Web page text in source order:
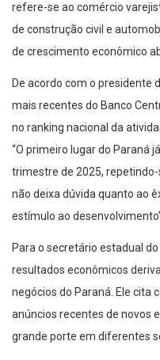
refere-se ao comércio
de construção civil e
de crescimento econômico
De acordo com o presidente
mais recentes do Banco
no ranking nacional da
“O primeiro lugar do Paraná
trimestre de 2025,
não deixa dúvida quanto ao
estímulo ao
Para o secretário estadual
resultados econômicos
negócios do Paraná. Ele cita
anúncios recentes de novos
grande porte em diferentes